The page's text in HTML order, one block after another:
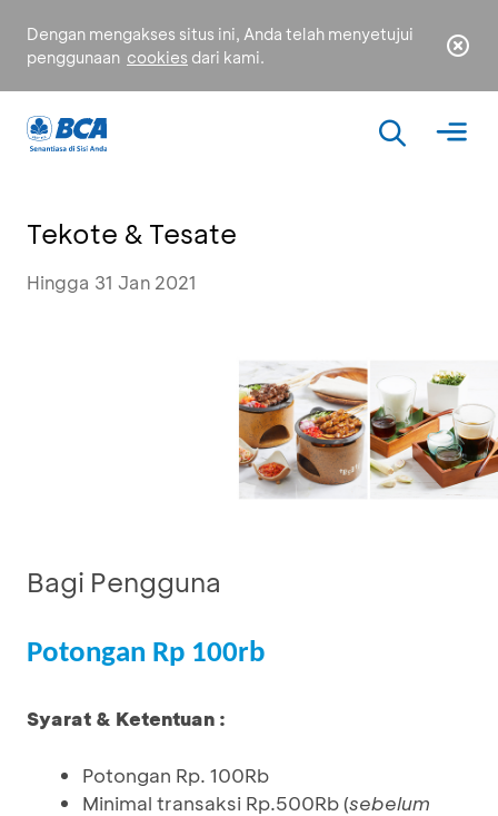
Dengan mengakses situs ini, Anda telah menyetujui
penggunaan cookies dari kami.
Tekote & Tesate
Hingga 31 Jan 2021
Bagi Pengguna
Potongan Rp 100rb
Syarat & Ketentuan :
Potongan Rp. 100Rb
Minimal transaksi Rp.500Rb (sebelum